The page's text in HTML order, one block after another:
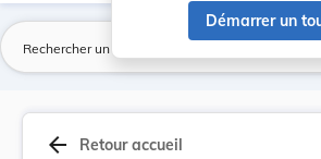
Démarrer un
arrow_back Retour accueil